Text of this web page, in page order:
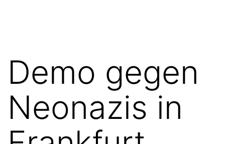
Demo gegen
Neonazis in